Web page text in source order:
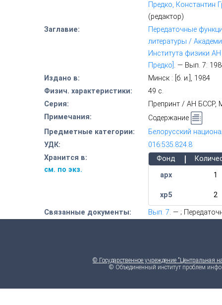
Предко, Константин
(редактор)
Заглавие:
Передаточные
литературы /
Института физики АН
Предко] . — Вып. 7:
Издано в:
Минск : [б. и.], 1984
Физич. характеристики:
49 с.
Серия:
Препринт / АН БССР,
Примечания:
Содержание
Предметные категории:
Белорусский
УДК:
016:535.824.8
Хранится в:
см. по экз.
Фонд |
арх
1
хр5 2
Связанные документы: Вып. 7. — ;
© Государственное учреждение
© Объединенный институт проблем